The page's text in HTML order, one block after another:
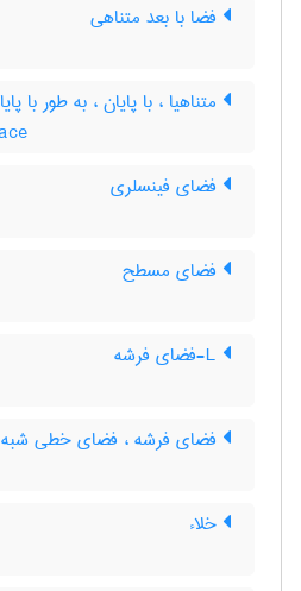
فضا با بعد متناهی
متناهیا ، با پایان ، به طور با
فضای فینسلری
فضای مسطح
فضای فرشه ، فضای خطی شبه
خلاء